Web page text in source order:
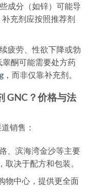
成分（如锌）可能导
充剂应按照推荐剂
疲劳、性欲下降或勃
酮可能需要处方药
，而非仅靠补充剂。
GNC？价格与法
销售：
、滨海湾金沙等主要
决于配方和包装。
物中心，提供更全面